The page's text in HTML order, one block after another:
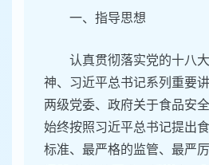
一、指导思想
认真贯彻落实党的十八
神、习近平总书记系列重要
两级党委、政府关于食品安
始终按照习近平总书记提出
标准、最严格的监管、最严